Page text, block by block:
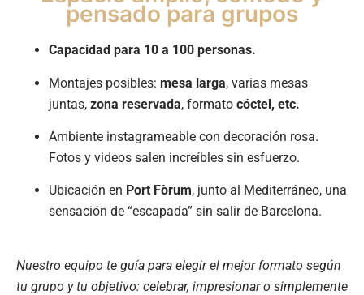
pensado para grupos
Capacidad para 10 a 100 personas.
Montajes posibles: mesa larga, varias mesas
juntas, zona reservada, formato cóctel, etc.
Ambiente instagrameable con decoración rosa.
Fotos y videos salen increíbles sin esfuerzo.
Ubicación en Port Fòrum, junto al Mediterráneo, una
sensación de “escapada” sin salir de Barcelona.
Nuestro equipo te guía para elegir el mejor formato según
tu grupo y tu objetivo: celebrar, impresionar o simplemente